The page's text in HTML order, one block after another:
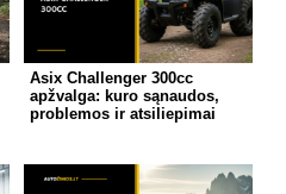
Asix Challenger 300cc
apžvalga: kuro sąnaudos,
problemos ir atsiliepimai